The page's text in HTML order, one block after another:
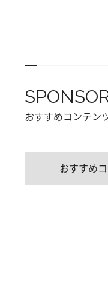
おすすめコンテン
おすすめ